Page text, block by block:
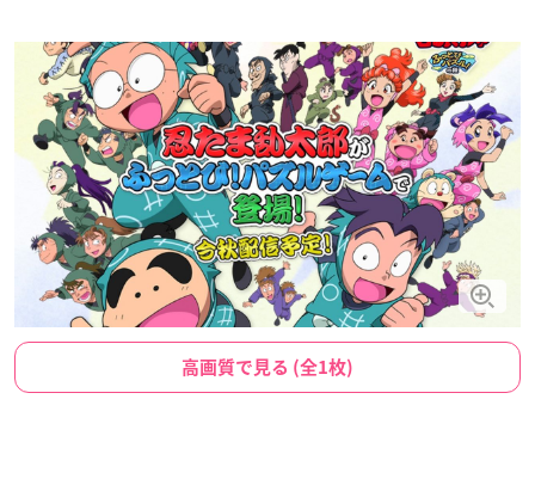
高画質で見る (全1枚)